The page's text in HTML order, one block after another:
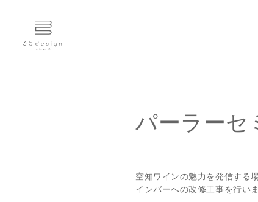
パーラーセ
空知ワインの魅力を発信する
インバーへの改修工事を行いま